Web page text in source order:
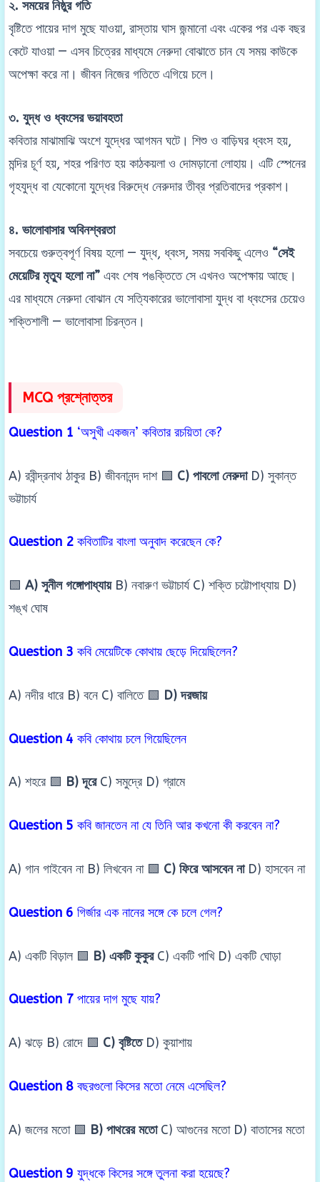
২. সময়ের নিষ্ঠুর গতি
বৃষ্টিতে পায়ের দাগ মুছে যাওয়া, রাস্তায় ঘাস জন্মানো এবং একের পর এক বছর
কেটে যাওয়া — এসব চিত্রের মাধ্যমে নেরুদা বোঝাতে চান যে সময় কাউকে
অপেক্ষা করে না। জীবন নিজের গতিতে এগিয়ে চলে।
৩. যুদ্ধ ও ধ্বংসের ভয়াবহতা
কবিতার মাঝামাঝি অংশে যুদ্ধের আগমন ঘটে। শিশু ও বাড়িঘর ধ্বংস হয়,
মন্দির চূর্ণ হয়, শহর পরিণত হয় কাঠকয়লা ও দোমড়ানো লোহায়। এটি স্পেনের
গৃহযুদ্ধ বা যেকোনো যুদ্ধের বিরুদ্ধে নেরুদার তীব্র প্রতিবাদের প্রকাশ।
৪. ভালোবাসার অবিনশ্বরতা
সবচেয়ে গুরুত্বপূর্ণ বিষয় হলো — যুদ্ধ, ধ্বংস, সময় সবকিছু এলেও “সেই
মেয়েটির মৃত্যু হলো না” এবং শেষ পঙক্তিতে সে এখনও অপেক্ষায় আছে।
এর মাধ্যমে নেরুদা বোঝান যে সত্যিকারের ভালোবাসা যুদ্ধ বা ধ্বংসের চেয়েও
শক্তিশালী — ভালোবাসা চিরন্তন।
MCQ প্রশ্নোত্তর
Question 1 ‘অসুখী একজন’ কবিতার রচয়িতা কে?
A) রবীন্দ্রনাথ ঠাকুর B) জীবনানন্দ দাশ 🟩 C) পাবলো নেরুদাD) সুকান্ত
ভট্টাচার্য
Question 2 কবিতাটির বাংলা অনুবাদ করেছেন কে?
🟩 A) সুনীল গঙ্গোপাধ্যায়B) নবারুণ ভট্টাচার্য C) শক্তি চট্টোপাধ্যায় D)
শঙ্খ ঘোষ
Question 3 কবি মেয়েটিকে কোথায় ছেড়ে দিয়েছিলেন?
A) নদীর ধারে B) বনে C) বালিতে 🟩 D) দরজায়
Question 4 কবি কোথায় চলে গিয়েছিলেন
A) শহরে 🟩 B) দূরেC) সমুদ্রে D) গ্রামে
Question 5 কবি জানতেন না যে তিনি আর কখনো কী করবেন না?
A) গান গাইবেন না B) লিখবেন না 🟩 C) ফিরে আসবেন নাD) হাসবেন না
Question 6 গির্জার এক নানের সঙ্গে কে চলে গেল?
A) একটি বিড়াল 🟩 B) একটি কুকুরC) একটি পাখি D) একটি ঘোড়া
Question 7 পায়ের দাগ মুছে যায়?
A) ঝড়ে B) রোদে 🟩 C) বৃষ্টিতেD) কুয়াশায়
Question 8 বছরগুলো কিসের মতো নেমে এসেছিল?
A) জলের মতো 🟩 B) পাথরের মতোC) আগুনের মতো D) বাতাসের মতো
Question 9 যুদ্ধকে কিসের সঙ্গে তুলনা করা হয়েছে?